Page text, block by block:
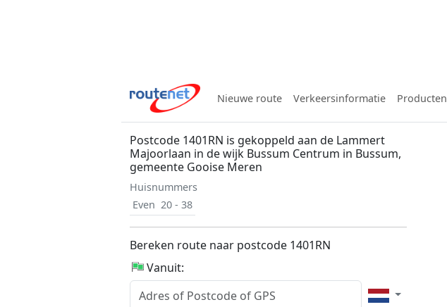
Nieuwe route Verkeersinformatie Producten
Postcode 1401RN is gekoppeld aan de Lammert
Majoorlaan in de wijk Bussum Centrum in Bussum,
gemeente Gooise Meren
Huisnummers
Even 20 - 38
Bereken route naar postcode 1401RN
Vanuit: